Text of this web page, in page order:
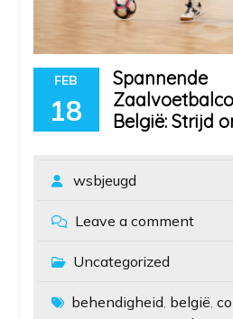
FEB
18
Spannende
België: Strijd
wsbjeugd
Leave a comment
Uncategorized
behendigheid, belgië,